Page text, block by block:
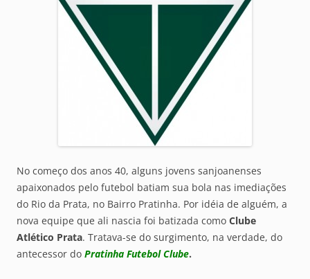
No começo dos anos 40, alguns jovens sanjoanenses
apaixonados pelo futebol batiam sua bola nas imediações
do Rio da Prata, no Bairro Pratinha. Por idéia de alguém, a
nova equipe que ali nascia foi batizada como Clube
Atlético Prata. Tratava-se do surgimento, na verdade, do
antecessor do Pratinha Futebol Clube.